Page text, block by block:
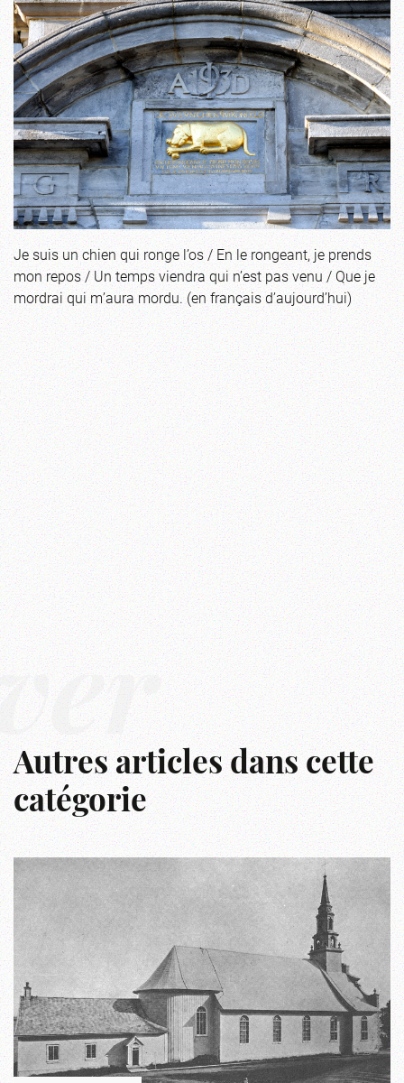
Je suis un chien qui ronge l’os / En le rongeant, je prends
mon repos / Un temps viendra qui n’est pas venu / Que je
mordrai qui m’aura mordu. (en français d’aujourd’hui)
Autres articles dans cette
catégorie